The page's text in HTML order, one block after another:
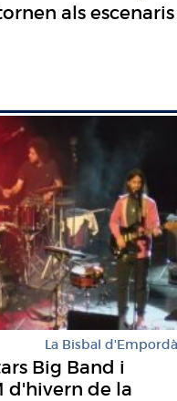
als escenaris
La Bisbal d'Empordà
Big Band i
d'hivern de la